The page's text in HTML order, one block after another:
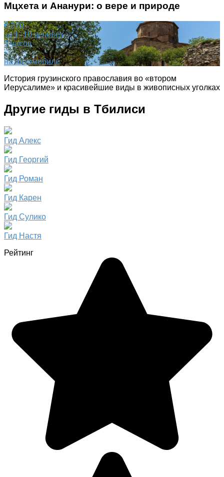
Мцхета и Ананури: о вере и природе
€ 220
за 1–10 человек
5 часов
•
на автомобиле
История грузинского православия во «втором
Иерусалиме» и красивейшие виды в живописных уголках
Другие гиды в Тбилиси
Гид Алекс
Гид Георгий
Гид Роман
Гид Карен
Гид Сулико
Гид Настя
Рейтинг